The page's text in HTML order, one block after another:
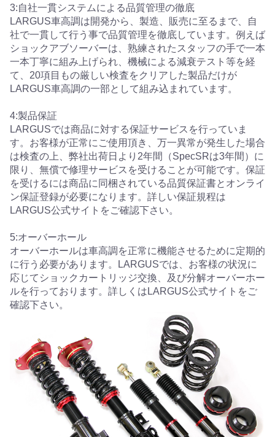
3:自社一貫システムによる品質管理の徹底
LARGUS車高調は開発から、製造、販売に至るまで、自
社で一貫して行う事で品質管理を徹底しています。例えば
ショックアブソーバーは、熟練されたスタッフの手で一本
一本丁寧に組み上げられ、機械による減衰テスト等を経
て、20項目もの厳しい検査をクリアした製品だけが
LARGUS車高調の一部として組み込まれています。
4:製品保証
LARGUSでは商品に対する保証サービスを行っていま
す。お客様が正常にご使用頂き、万一異常が発生した場合
は検査の上、弊社出荷日より2年間（SpecSRは3年間）に
限り、無償で修理サービスを受けることが可能です。保証
を受けるには商品に同梱されている品質保証書とオンライ
ン保証登録が必要になります。詳しい保証規程は
LARGUS公式サイトをご確認下さい。
5:オーバーホール
オーバーホールは車高調を正常に機能させるために定期的
に行う必要があります。LARGUSでは、お客様の状況に
応じてショックカートリッジ交換、及び分解オーバーホー
ルを行っております。詳しくはLARGUS公式サイトをご
確認下さい。